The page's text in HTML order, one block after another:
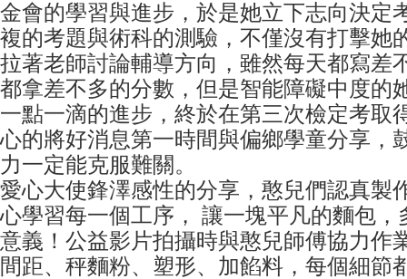
金會的學習與進步，於是她立下志向決定
複的考題與術科的測驗，不僅沒有打擊她
拉著老師討論輔導方向，雖然每天都寫差
都拿差不多的分數，但是智能障礙中度的
一點一滴的進步，終於在第三次檢定考取
心的將好消息第一時間與偏鄉學童分享，
力一定能克服難關。
愛心大使鋒澤感性的分享，憨兒們認真製
心學習每一個工序， 讓一塊平凡的麵包，
意義！公益影片拍攝時與憨兒師傅協力作
間距、秤麵粉、塑形、加餡料，每個細節